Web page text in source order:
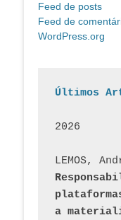
Feed de posts
Feed de
WordPress.org
Últimos
2026
a